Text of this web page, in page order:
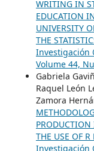
WRITING IN
EDUCATION
UNIVERSITY
THE
Investigación
Volume 44,
Gabriela
Raquel León
Zamora
THE USE OF
Investigación